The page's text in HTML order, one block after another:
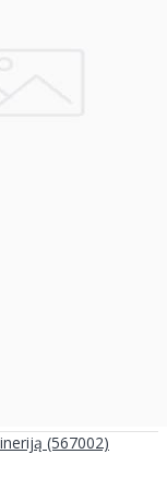
(567002)